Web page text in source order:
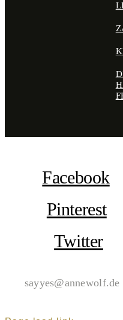
Facebook
Pinterest
Twitter